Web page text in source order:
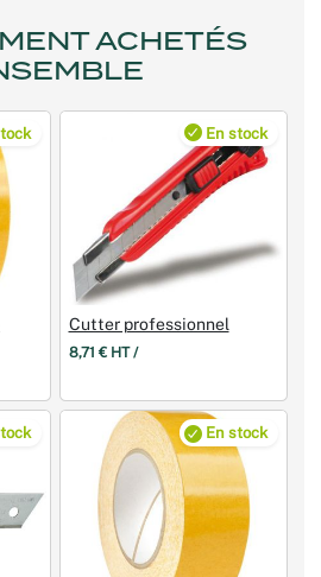
ACHETÉS
En stock
Cutter professionnel
8,71 € HT /
En stock